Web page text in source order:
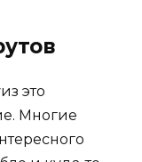
это
Многие